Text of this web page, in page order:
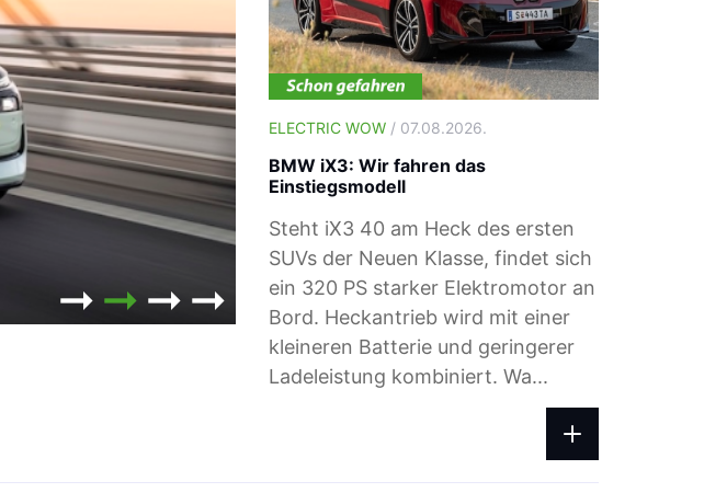
ELECTRIC WOW/ 04.08.2026.
Ladepreise: Das zahlst du beim Ad-
Laden im August 2026
ELECTRIC WOW / 07.08.2026.
BMW iX3: Wir fahren das
Einstiegsmodell
Steht iX3 40 am Heck des ersten
SUVs der Neuen Klasse, findet sich
ein 320 PS starker Elektromotor an
Bord. Heckantrieb wird mit einer
kleineren Batterie und geringerer
Ladeleistung kombiniert. Wa...